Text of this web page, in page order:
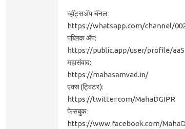
व्हॉट्सॲप चॅनल:
https://whatsapp.com/channel/
पब्लिक ॲप:
https://public.app/user/profile/
महासंवाद:
https://mahasamvad.in/
एक्स (ट्विटर):
https://twitter.com/MahaDGIPR
फेसबुक:
https://www.facebook.com/